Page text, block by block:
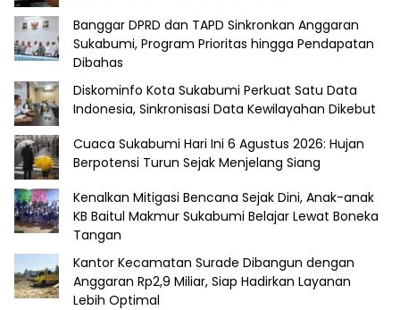
Banggar DPRD dan TAPD Sinkronkan Anggaran
Sukabumi, Program Prioritas hingga Pendapatan
Dibahas
Diskominfo Kota Sukabumi Perkuat Satu Data
Indonesia, Sinkronisasi Data Kewilayahan Dikebut
Cuaca Sukabumi Hari Ini 6 Agustus 2026: Hujan
Berpotensi Turun Sejak Menjelang Siang
Kenalkan Mitigasi Bencana Sejak Dini, Anak-anak
KB Baitul Makmur Sukabumi Belajar Lewat Boneka
Tangan
Kantor Kecamatan Surade Dibangun dengan
Anggaran Rp2,9 Miliar, Siap Hadirkan Layanan
Lebih Optimal